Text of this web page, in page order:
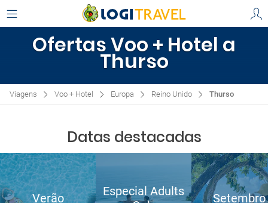
Ofertas Voo + Hotel a
Thurso
Viagens Voo + Hotel Europa Reino Unido Thurso
Datas destacadas
Verão
Especial Adults
Setembro